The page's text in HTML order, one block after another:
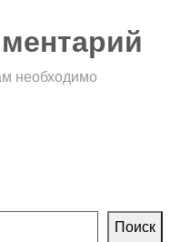
необходимо
Поиск